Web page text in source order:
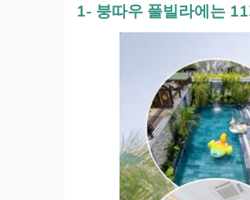
1- 붕따우 풀빌라에는